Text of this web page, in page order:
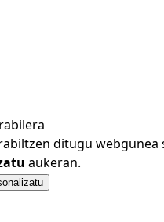
ditugu
aukeran.